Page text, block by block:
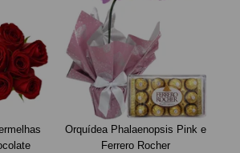
Orquídea Phalaenopsis Pink e
Ferrero Rocher